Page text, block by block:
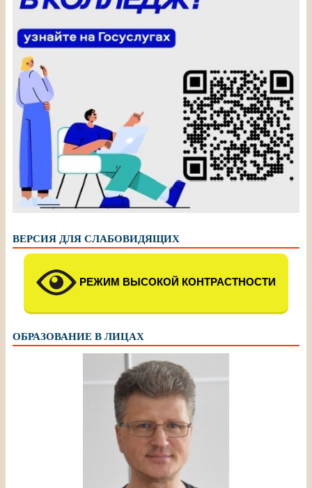
ВЕРСИЯ ДЛЯ СЛАБОВИДЯЩИХ
РЕЖИМ ВЫСОКОЙ КОНТРАСТНОСТИ
ОБРАЗОВАНИЕ В ЛИЦАХ